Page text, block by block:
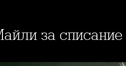
Майли за